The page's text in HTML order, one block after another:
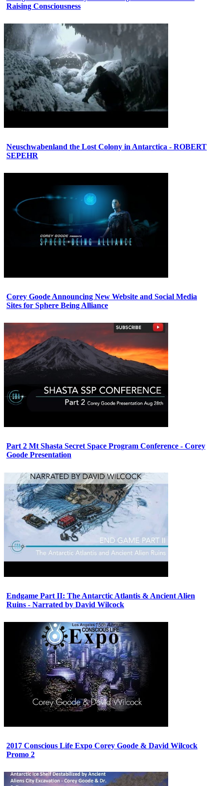
Raising Consciousness
Neuschwabenland the Lost Colony in Antarctica - ROBERT
SEPEHR
Corey Goode Announcing New Website and Social Media
Sites for Sphere Being Alliance
Part 2 Mt Shasta Secret Space Program Conference - Corey
Goode Presentation
Endgame Part II: The Antarctic Atlantis & Ancient Alien
Ruins - Narrated by David Wilcock
2017 Conscious Life Expo Corey Goode & David Wilcock
Promo 2